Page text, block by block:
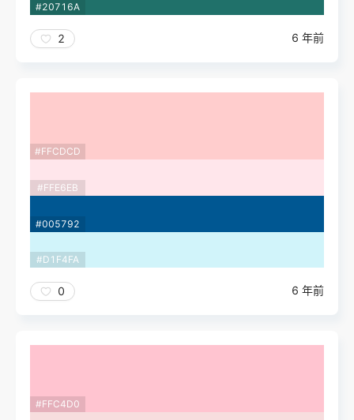
#20716A
2 6 年前
#FFCDCD
#FFE6EB
#005792
#D1F4FA
0 6 年前
#FFC4D0